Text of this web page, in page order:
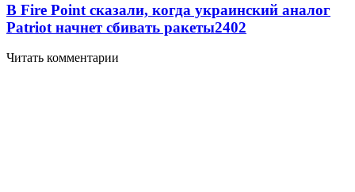
В Fire Point сказали, когда украинский аналог
Patriot начнет сбивать ракеты2402
Читать комментарии